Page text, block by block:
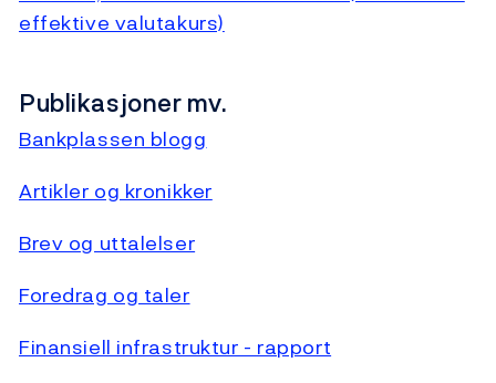
effektive valutakurs)
Publikasjoner mv.
Bankplassen blogg
Artikler og kronikker
Brev og uttalelser
Foredrag og taler
Finansiell infrastruktur - rapport